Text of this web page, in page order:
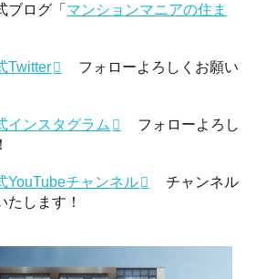
ブログ「マンションマニアの住ま
Twitter
フォローよろしくお願い
インスタグラム
フォローよろし
YouTubeチャンネル
チャンネル
します！